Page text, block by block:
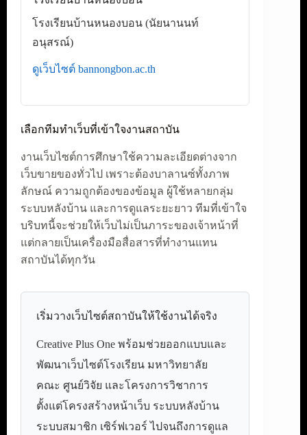
โรงเรียนบ้านหนองบอน (นัยนานนท์
อนุสรณ์)
ดูเว็บไซต์ bannongbon.ac.th
เลือกทีมทำเว็บที่เข้าใจงานสถาบัน
งานเว็บไซต์การศึกษาใช้ความละเอียดต่างจาก
เว็บขายของทั่วไป เพราะต้องบาลานซ์ทั้งภาพ
ลักษณ์ ความถูกต้องของข้อมูล ผู้ใช้หลายกลุ่ม
ระบบหลังบ้าน และการดูแลระยะยาว ทีมที่เข้าใจ
บริบทนี้จะช่วยให้เว็บไม่เป็นภาระของเจ้าหน้าที่
แต่กลายเป็นเครื่องมือสื่อสารที่ทำงานแทน
สถาบันได้ทุกวัน
เริ่มวางเว็บไซต์สถาบันให้ใช้งานได้จริง
Creative Plus One พร้อมช่วยออกแบบและ
พัฒนาเว็บไซต์โรงเรียน มหาวิทยาลัย
คณะ ศูนย์วิจัย และโครงการวิชาการ
ตั้งแต่โครงสร้างหน้าเว็บ ระบบหลังบ้าน
ระบบสมาชิก เซิร์ฟเวอร์ ไปจนถึงการดูแล